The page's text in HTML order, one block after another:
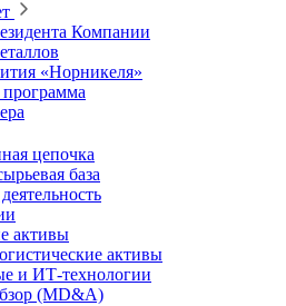
Компании
«Норникеля»
программа
цепочка
база
активы
активы
и ИТ‑технологии
(MD&A)